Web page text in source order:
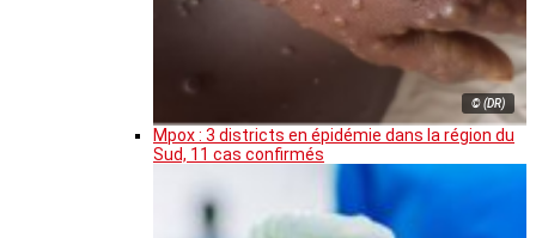
© (DR)
Mpox : 3 districts en épidémie dans la région du
Sud, 11 cas confirmés